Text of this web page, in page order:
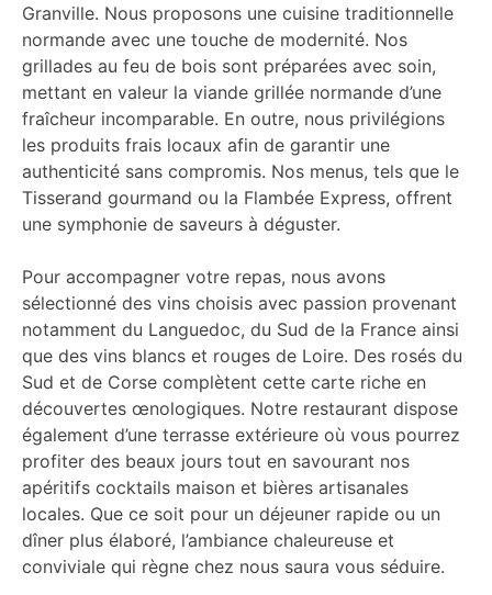
Granville. Nous proposons une cuisine traditionnelle
normande avec une touche de modernité. Nos
grillades au feu de bois sont préparées avec soin,
mettant en valeur la viande grillée normande d’une
fraîcheur incomparable. En outre, nous privilégions
les produits frais locaux afin de garantir une
authenticité sans compromis. Nos menus, tels que le
Tisserand gourmand ou la Flambée Express, offrent
une symphonie de saveurs à déguster.
Pour accompagner votre repas, nous avons
sélectionné des vins choisis avec passion provenant
notamment du Languedoc, du Sud de la France ainsi
que des vins blancs et rouges de Loire. Des rosés du
Sud et de Corse complètent cette carte riche en
découvertes œnologiques. Notre restaurant dispose
également d’une terrasse extérieure où vous pourrez
profiter des beaux jours tout en savourant nos
apéritifs cocktails maison et bières artisanales
locales. Que ce soit pour un déjeuner rapide ou un
dîner plus élaboré, l’ambiance chaleureuse et
conviviale qui règne chez nous saura vous séduire.